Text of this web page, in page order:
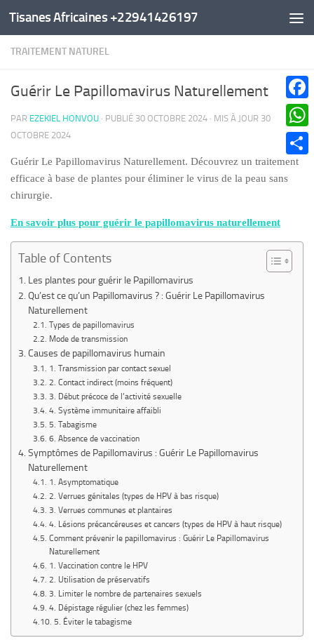
Au dessous du contenu
Tisanes Africaines +22941426197
TRAITEMENT NATUREL
Guérir Le Papillomavirus Naturellement
PAR EZEKIEL HONVOU · PUBLIÉ 30 OCTOBRE 2024 · MIS À JOUR 30
OCTOBRE 2024
Guérir Le Papillomavirus Naturellement. Découvrez un traitement
efficace à base de plantes pour éliminer le virus de la peau sans
chirurgie.
En savoir plus pour guérir le papillomavirus naturellement
Table of Contents
Les plantes pour guérir le Papillomavirus
Qu’est ce qu’un Papillomavirus ? : Guérir Le Papillomavirus
Naturellement
Types de papillomavirus
Mode de transmission
Causes de papillomavirus humain
1. Transmission par contact sexuel
2. Contact indirect (moins fréquent)
3. Début précoce de l’activité sexuelle
4. Système immunitaire affaibli
5. Tabagisme
6. Absence de vaccination
Symptômes de Papillomavirus : Guérir Le Papillomavirus
Naturellement
1. Asymptomatique
2. Verrues génitales (types de HPV à bas risque)
3. Verrues communes et plantaires
4. Lésions précancéreuses et cancers (types de HPV à haut risque)
Comment prévenir le papillomavirus : Guérir Le Papillomavirus
Naturellement
1. Vaccination contre le HPV
2. Utilisation de préservatifs
3. Limiter le nombre de partenaires sexuels
4. Dépistage régulier (chez les femmes)
5. Éviter le tabagisme